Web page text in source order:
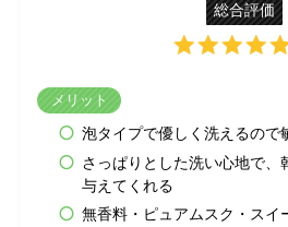
総合評価
メリット
泡タイプで優しく洗えるので
さっぱりとした洗い心地で、
与えてくれる
無香料・ピュアムスク・スイ